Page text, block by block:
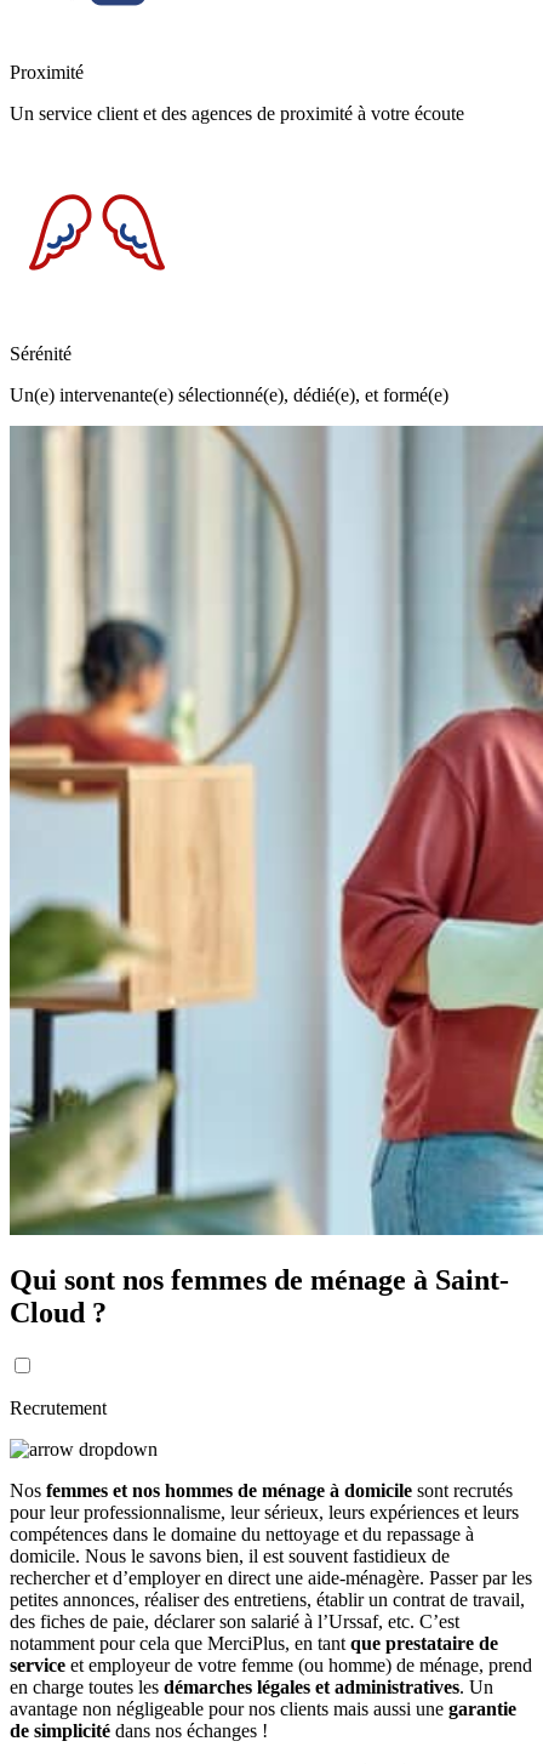
Proximité
Un service client et des agences de proximité à votre écoute
Sérénité
Un(e) intervenante(e) sélectionné(e), dédié(e), et formé(e)
Qui sont nos femmes de ménage à Saint-
Cloud ?
Recrutement
Nos femmes et nos hommes de ménage à domicile sont recrutés
pour leur professionnalisme, leur sérieux, leurs expériences et leurs
compétences dans le domaine du nettoyage et du repassage à
domicile. Nous le savons bien, il est souvent fastidieux de
rechercher et d’employer en direct une aide-ménagère. Passer par les
petites annonces, réaliser des entretiens, établir un contrat de travail,
des fiches de paie, déclarer son salarié à l’Urssaf, etc. C’est
notamment pour cela que MerciPlus, en tant que prestataire de
service et employeur de votre femme (ou homme) de ménage, prend
en charge toutes les démarches légales et administratives. Un
avantage non négligeable pour nos clients mais aussi une garantie
de simplicité dans nos échanges !